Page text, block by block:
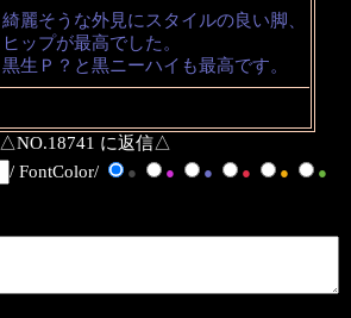
綺麗そうな外見にスタイルの良い脚、
ヒップが最高でした。
黒生Ｐ？と黒ニーハイも最高です。
△NO.18741 に返信△
/ FontColor/ ● ● ● ● ●
●